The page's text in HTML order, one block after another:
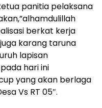
panitia pelaksana
berkat kerja
karang taruna
lapisan
hari ini
yang akan berlaga
Vs RT 05″.